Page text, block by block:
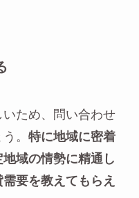
ため、問い合わせ
。 特に地域に密着
域の情勢に精通し
要を教えてもらえ